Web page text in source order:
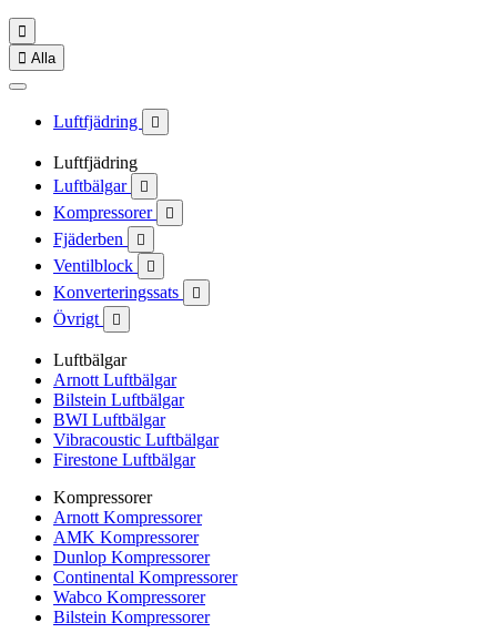

 Alla
Luftfjädring 
Luftfjädring
Luftbälgar

Kompressorer 
Fjäderben 
Ventilblock 
Konverteringssats 
Övrigt 
Luftbälgar
Arnott Luftbälgar
Bilstein Luftbälgar
BWI Luftbälgar
Vibracoustic Luftbälgar
Firestone Luftbälgar
Kompressorer
Arnott Kompressorer
AMK Kompressorer
Dunlop Kompressorer
Continental Kompressorer
Wabco Kompressorer
Bilstein Kompressorer